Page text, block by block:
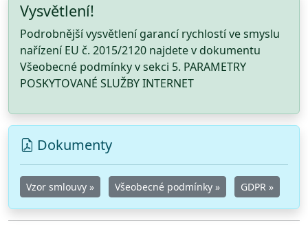
Vysvětlení!
Podrobnější vysvětlení garancí rychlostí ve smyslu
nařízení EU č. 2015/2120 najdete v dokumentu
Všeobecné podmínky v sekci 5. PARAMETRY
POSKYTOVANÉ SLUŽBY INTERNET
Dokumenty
Vzor smlouvy » Všeobecné podmínky » GDPR »